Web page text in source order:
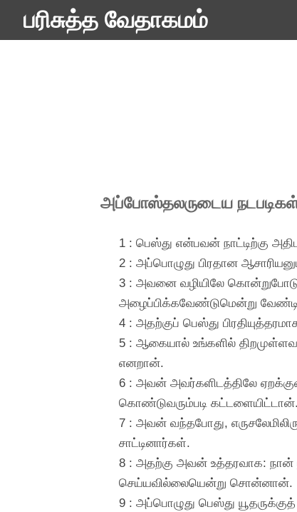
பரிசுத்த வேதாகமம்
அப்போஸ்தலருடைய
1 : பெஸ்து என்பவன் நாட்டிற்கு
2 : அப்பொழுது பிரதான
3 : அவனை வழியிலே
அழைப்பிக்கவேண்டுமென்று
4 : அதற்குப் பெஸ்து
5 : ஆகையால் உங்களில்
எனறான்.
6 : அவன் அவர்களிடத்திலே
கொண்டுவரும்படி கட்டளையிட்டான்.
7 : அவன் வந்தபோது,
சாட்டினார்கள்.
8 : அதற்கு அவன் உத்தரவாக: நான்
செய்யவில்லையென்று சொன்னான்.
9 : அப்பொழுது பெஸ்து